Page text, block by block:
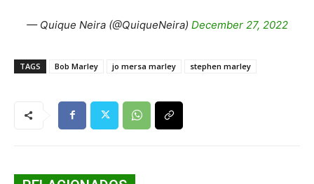
— Quique Neira (@QuiqueNeira) December 27, 2022
TAGS Bob Marley jo mersa marley stephen marley